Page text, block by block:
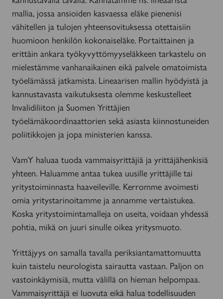
mallia, jossa ansioiden kasvaessa eläke pienenisi
vähitellen ja tulojen yhteensovituksessa otettaisiin
huomioon henkilön kokonaiseläke. Portaittainen ja
erittäin ankara työkyvyttömyyseläkkeen tarkastelu on
mielestämme vanhanaikainen eikä palvele omatoimista
työelämässä jatkamista. Lineaarisen mallin hyödyistä ja
kannustavasta vaikutuksesta olemme keskustelleet
Invalidiliiton ja Suomen Yrittäjien
työelämäkoordinaattorien sekä asiasta kiinnostuneiden
poliitikkojen ja jopa ministerien kanssa.
VamY haluaa tuoda vammaisyrittäjiä ja yrittäjähenkisiä
yhteen. Haluamme antaa tukea uusille yrittäjille tai
yritystoiminnasta haaveileville. Kerromme avoimesti
omia yritystarinoitamme ja annamme vertaistukea.
Koska yritystoimintamalleja on useita, voidaan yhdessä
pohtia, mikä on juuri sinulle oikea yritysmuoto.
Yrittäjyys on samalla tavalla periksiantamattomuutta
kuin taistelu neurologista sairautta vastaan. Paljon on
vastoinkäymisiä, mutta välillä on hieman helpompaa.
Vammaisyrittäjä ei luovuta eikä halua todellisuuden